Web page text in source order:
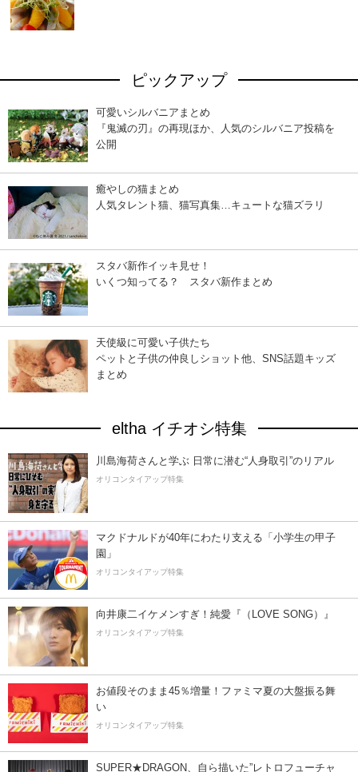
ピックアップ
可愛いシルバニアまとめ
『鬼滅の刃』の再現ほか、人気のシルバニア投稿を
公開
癒やしの猫まとめ
人気タレント猫、猫写真集…キュートな猫ズラリ
スタバ新作イッキ見せ！
いくつ知ってる？ スタバ新作まとめ
天使級に可愛い子供たち
ペットと子供の仲良しショット他、SNS話題キッズ
まとめ
eltha イチオシ特集
川島海荷さんと学ぶ 日常に潜む“人身取引”のリアル
オリコンタイアップ特集
マクドナルドが40年にわたり支える「小学生の甲子
園」
オリコンタイアップ特集
向井康二イケメンすぎ！純愛『（LOVE SONG）』
オリコンタイアップ特集
お値段そのまま45％増量！ファミマ夏の大盤振る舞
い
オリコンタイアップ特集
SUPER★DRAGON、自ら描いた”レトロフューチャ